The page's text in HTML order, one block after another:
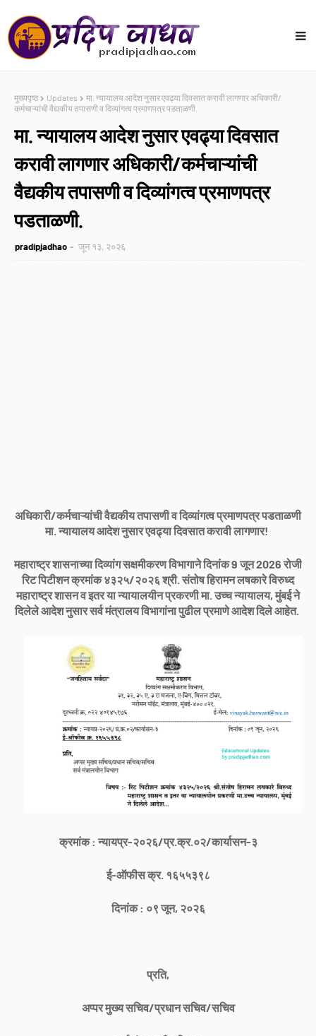
मुख्यपृष्ठ Updates
मा. न्यायालय आदेश नुसार एवढ्या दिवसात करावी लागणार अधिकारी/
कर्मचाऱ्यांची वैद्यकीय तपासणी व दिव्यांगत्व प्रमाणपत्र पडताळणी.
मा. न्यायालय आदेश नुसार एवढ्या दिवसात
करावी लागणार अधिकारी/कर्मचाऱ्यांची
वैद्यकीय तपासणी व दिव्यांगत्व प्रमाणपत्र
पडताळणी.
pradipjadhao जून १३, २०२६
अधिकारी/कर्मचाऱ्यांची वैद्यकीय तपासणी व दिव्यांगत्व प्रमाणपत्र पडताळणी
मा. न्यायालय आदेश नुसार एवढ्या दिवसात करावी लागणार!
महाराष्ट्र शासनाच्या दिव्यांग सक्षमीकरण विभागाने दिनांक 9 जून 2026 रोजी
रिट पिटीशन क्रमांक ४३२५/२०२६ श्री. संतोष हिरामन लषकारे विरुध्द
महाराष्ट्र शासन व इतर या न्यायालयीन प्रकरणी मा. उच्च न्यायालय, मुंबई ने
दिलेले आदेश नुसार सर्व मंत्रालय विभागांना पुढील प्रमाणे आदेश दिले आहेत.
क्रमांक : न्यायप्र-२०२६/प्र.क्र.०२/कार्यासन-३
ई-ऑफीस क्र. १६५५३९८
दिनांक : ०९ जून, २०२६
प्रति,
अप्पर मुख्य सचिव/प्रधान सचिव/सचिव